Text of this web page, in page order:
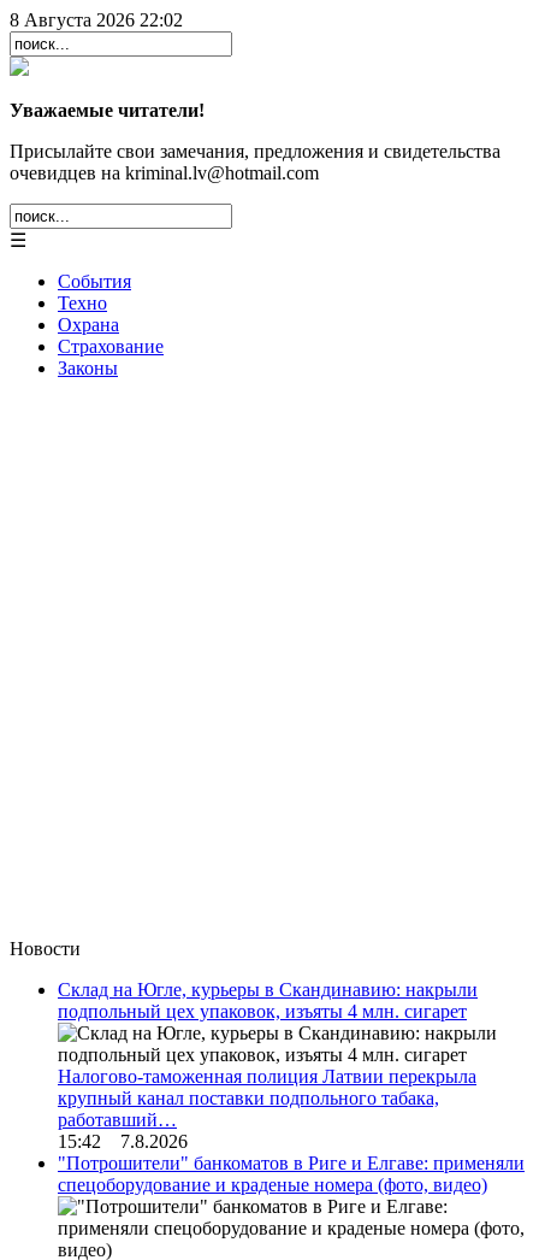
8 Августа 2026 22:02
Уважаемые читатели!
Присылайте свои замечания, предложения и свидетельства
очевидцев на kriminal.lv@hotmail.com
☰
События
Техно
Охрана
Страхование
Законы
Новости
Склад на Югле, курьеры в Скандинавию: накрыли
подпольный цех упаковок, изъяты 4 млн. сигарет
Налогово-таможенная полиция Латвии перекрыла
крупный канал поставки подпольного табака,
работавший…
15:42 7.8.2026
"Потрошители" банкоматов в Риге и Елгаве: применяли
спецоборудование и краденые номера (фото, видео)